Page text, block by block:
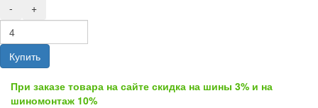
-
+
Купить
При заказе товара на сайте скидка на шины 3% и на
шиномонтаж 10%